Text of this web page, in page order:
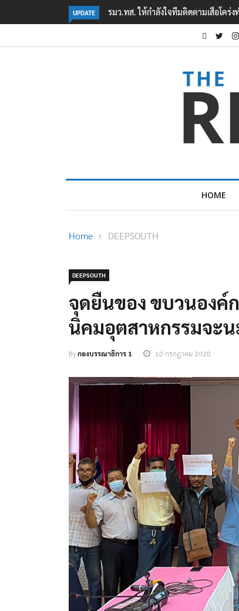
UPDATE ‘ภาคประชาสังคม’ รวมตัวคัดค้าน ‘มิน
HOME
Home DEEPSOUTH
DEEPSOUTH
จุดยืนของ ขบวนองค์
นิคมอุตสาหกรรมจะน
Byกองบรรณาธิการ 1 10 กรกฎาคม 2020